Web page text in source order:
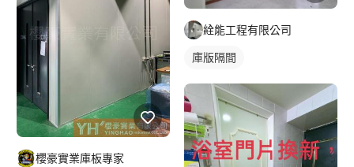
櫻豪實業庫板專家
絟能工程有限公司
庫版隔間